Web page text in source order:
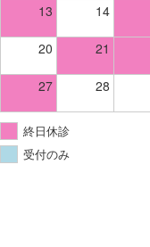
13 14
20 21
27 28
終日休診
受付のみ